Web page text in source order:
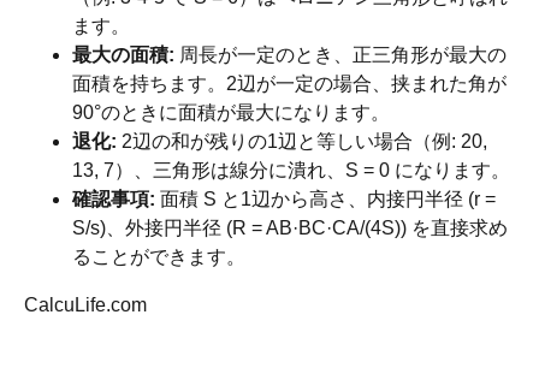
ます。
最大の面積: 周長が一定のとき、正三角形が最大の
面積を持ちます。2辺が一定の場合、挟まれた角が
90°のときに面積が最大になります。
退化: 2辺の和が残りの1辺と等しい場合（例: 20,
13, 7）、三角形は線分に潰れ、S = 0 になります。
確認事項: 面積 S と1辺から高さ、内接円半径 (r =
S/s)、外接円半径 (R = AB·BC·CA/(4S)) を直接求め
ることができます。
CalcuLife.com